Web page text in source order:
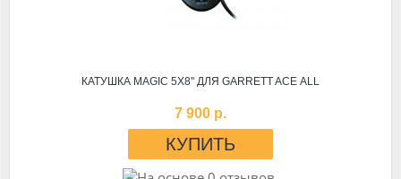
КАТУШКА MAGIC 5Х8'' ДЛЯ GARRETT AСЕ ALL
7 900 р.